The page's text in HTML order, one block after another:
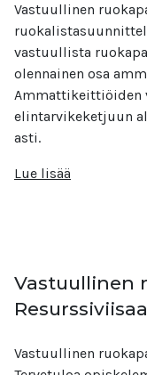
Vastuullinen
vastuullista
olennainen osa
Ammattikeittiöiden
elintarvikeketjuun
asti.
Lue lisää
Vastuullinen
Vastuullinen